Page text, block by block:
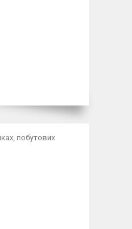
побутових